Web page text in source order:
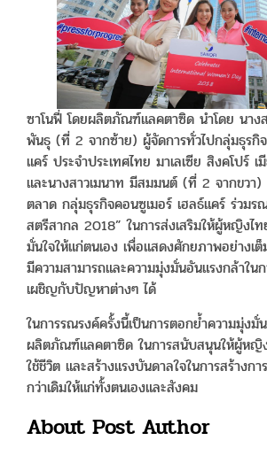
ซาโนฟี่ โดยผลิตภัณฑ์แลคตาซิด นำโดย นาง
พันธุ (ที่ 2 จากซ้าย) ผู้จัดการทั่วไปกลุ่มธุรกิ
แคร์ ประจำประเทศไทย มาเลเซีย สิงคโปร์ เ
และนางสาวเมนาท มีสมมนต์ (ที่ 2 จากขวา)
ตลาด กลุ่มธุรกิจคอนซูเมอร์ เฮลธ์แคร์ ร่วม
สตรีสากล 2018” ในการส่งเสริมให้ผู้หญิงไท
มั่นใจให้แก่ตนเอง เพื่อแสดงศักยภาพอย่าง
มีความสามารถและความมุ่งมั่นอันแรงกล้าใน
เผชิญกับปัญหาต่างๆ ได้
ในการรณรงค์ครั้งนี้เป็นการตอกย้ำความมุ่งมั่
ผลิตภัณฑ์แลคตาซิด ในการสนับสนุนให้ผู้หญิง
ใช้ชีวิต และสร้างแรงบันดาลใจในการสร้างก
กว่าเดิมให้แก่ทั้งตนเองและสังคม
About Post Author